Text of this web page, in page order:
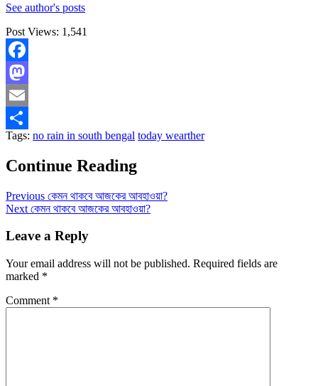
See author's posts
Post Views: 1,541
Facebook
Mastodon
Email
Share
Tags: no rain in south bengal today wearther
Continue Reading
Previous কেমন থাকবে আজকের আবহাওয়া?
Next কেমন থাকবে আজকের আবহাওয়া?
Leave a Reply
Your email address will not be published. Required fields are
marked *
Comment *